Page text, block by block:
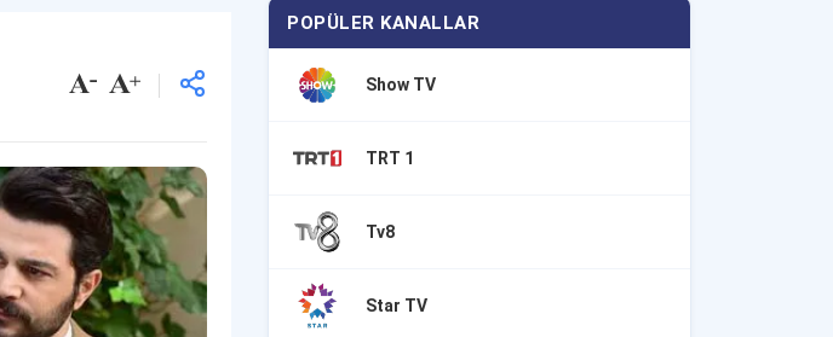
POPÜLER KANALLAR
Show TV
TRT 1
Tv8
Star TV